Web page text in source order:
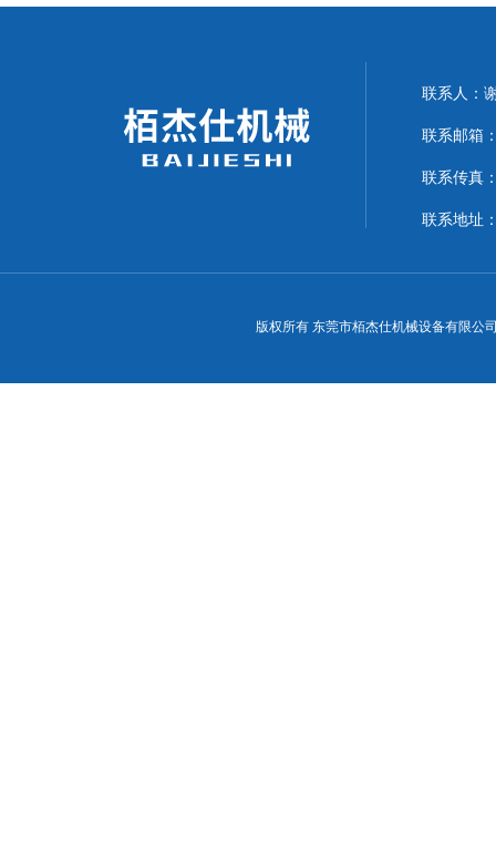
联系人：
联系邮箱
联系传真
联系地址
版权所有 东莞市栢杰仕机械设备有限公